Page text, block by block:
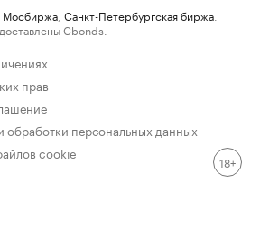
Мосбиржа Санкт-Петербургская биржа
Cbonds.
прав
обработки персональных данных
cookie
18+